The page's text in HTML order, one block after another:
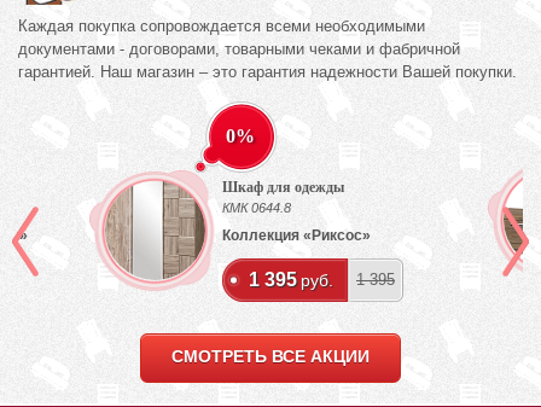
Каждая покупка сопровождается всеми необходимыми
документами - договорами, товарными чеками и фабричной
гарантией. Наш магазин – это гарантия надежности Вашей покупки.
0%
Шкаф для одежды
КМК 0644.8
Коллекция «Риксос»
1 395 руб. 1 395
СМОТРЕТЬ ВСЕ АКЦИИ